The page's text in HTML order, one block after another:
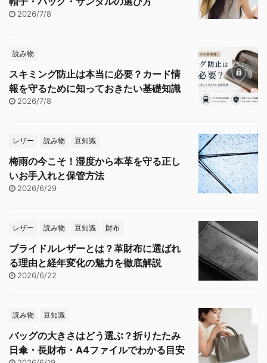
2026/7/8
読み物
スキミング防止は本当に必要？カード情
報を守るために知っておきたい基礎知識
2026/7/8
レザー 読み物 豆知識
梅雨の今こそ！湿度から本革を守る正し
いお手入れと保管方法
2026/6/29
レザー 読み物 豆知識 財布
ブライドルレザーとは？革財布に選ばれ
る理由と経年変化の魅力を徹底解説
2026/6/22
読み物 豆知識
バッグの大きさはどう選ぶ？折りたたみ
日傘・長財布・A4ファイルでわかる目安